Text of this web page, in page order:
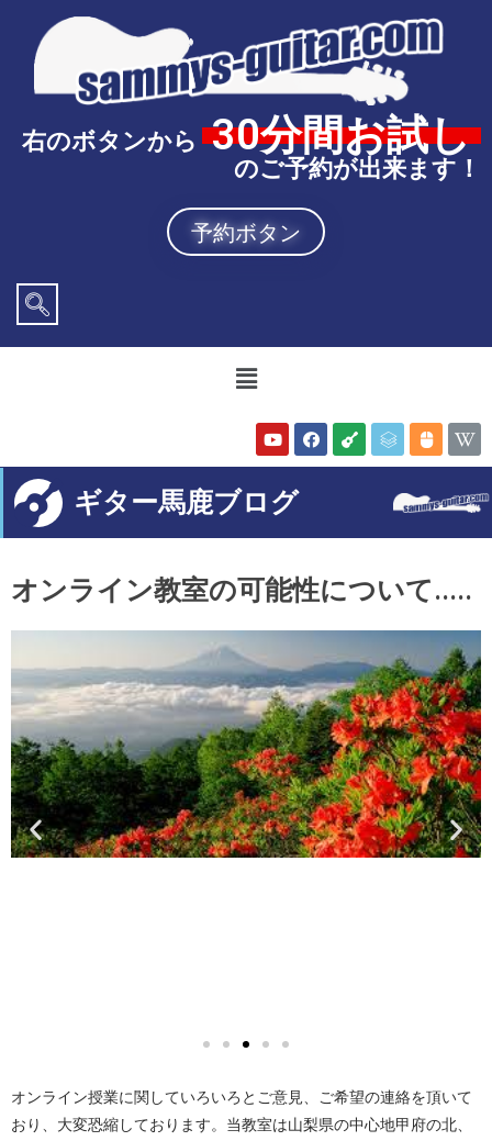
右のボタンから 30分間お試し
のご予約が出来ます！
予約ボタン
ギター馬鹿ブログ
オンライン教室の可能性について.....
オンライン授業に関していろいろとご意見、ご希望の連絡を頂いて
おり、大変恐縮しております。当教室は山梨県の中心地甲府の北、